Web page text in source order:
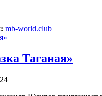
mb-world.club
Таганая»